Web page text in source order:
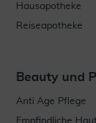
Hausapotheke
Reiseapotheke
Beauty und
Anti Age Pflege
Empfindliche